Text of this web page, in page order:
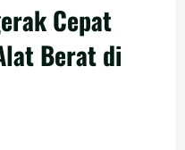
Cepat
Berat di